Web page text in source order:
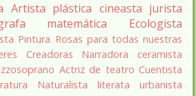
Artista plástica cineasta jurista
matemática
Ecologista
Pintura Rosas para todas nuestras
Creadoras Narradora
ceramista
Actriz de teatro Cuentista
Naturalista literata
urbanista